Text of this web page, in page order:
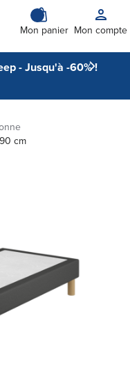
Mon panier Mon compte
- Jusqu'à -60% !
cm